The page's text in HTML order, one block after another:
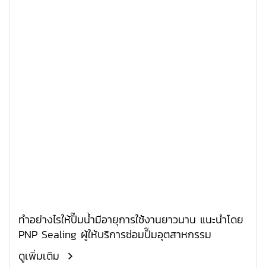
ทำอย่างไรให้ปั๊มน้ำมีอายุการใช้งานยาวนาน แนะนำโดย
PNP Sealing ผู้ให้บริการซ่อมปั๊มอุตสาหกรรม
ดูเพิ่มเติม